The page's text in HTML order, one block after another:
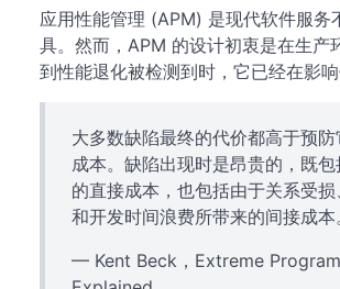
应用性能管理 (APM) 是现代软件服务
具。然而，APM 的设计初衷是在生产
到性能退化被检测到时，它已经在影响
大多数缺陷最终的代价都高于预
成本。缺陷出现时是昂贵的，既
的直接成本，也包括由于关系受
和开发时间浪费所带来的间接成本
— Kent Beck，Extreme